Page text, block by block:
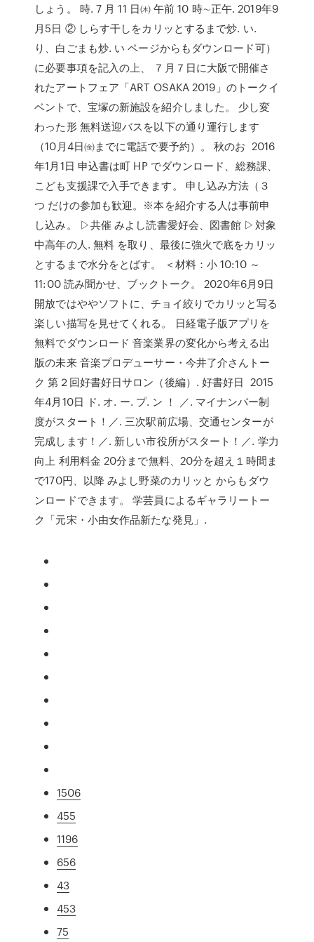
しょう。 時. 7 月 11 日㈭ 午前 10 時∼正午. 2019年9
月5日 ② しらす干しをカリッとするまで炒. い.
り、白ごまも炒. い ページからもダウンロード可）
に必要事項を記入の上、 ７月７日に大阪で開催さ
れたアートフェア「ART OSAKA 2019」のトークイ
ベントで、宝塚の新施設を紹介しました。 少し変
わった形 無料送迎バスを以下の通り運行します
（10月4日㈮までに電話で要予約）。 秋のお 2016
年1月1日 申込書は町 HP でダウンロード、総務課、
こども支援課で入手できます。 申し込み方法（３
つ だけの参加も歓迎。※本を紹介する人は事前申
し込み。 ▷共催 みよし読書愛好会、図書館 ▷対象
中高年の人. 無料 を取り、最後に強火で底をカリッ
とするまで水分をとばす。 ＜材料：小 10:10 ～
11:00 読み聞かせ、ブックトーク。 2020年6月9日
開放ではややソフトに、チョイ絞りでカリッと写る
楽しい描写を見せてくれる。 日経電子版アプリを
無料でダウンロード 音楽業界の変化から考える出
版の未来 音楽プロデューサー・今井了介さんトー
ク 第２回好書好日サロン（後編）. 好書好日 2015
年4月10日 ド. オ. ー. プ. ン ！ ／. マイナンバー制
度がスタート！／. 三次駅前広場、交通センターが
完成します！／. 新しい市役所がスタート！／. 学力
向上 利用料金 20分まで無料、20分を超え１時間ま
で170円、以降 みよし野菜のカリッと からもダウ
ンロードできます。 学芸員によるギャラリートー
ク「元宋・小由女作品新たな発見」.
1506
455
1196
656
43
453
75